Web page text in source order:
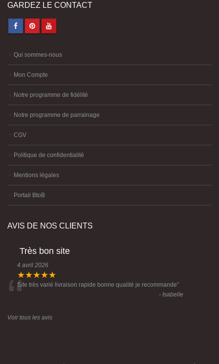
GARDEZ LE CONTACT
Qui sommes-nous
Mon Compte
Notre programme de fidélité
Notre programme de parrainage
CGV
Politique de confidentialité
Mentions légales
Portail BtoB
AVIS DE NOS CLIENTS
Très bon site
4 avril 2026
★★★★★
“Site très varié livraison rapide bonne qualité je recommande”
- Isabelle
Voir tous les avis